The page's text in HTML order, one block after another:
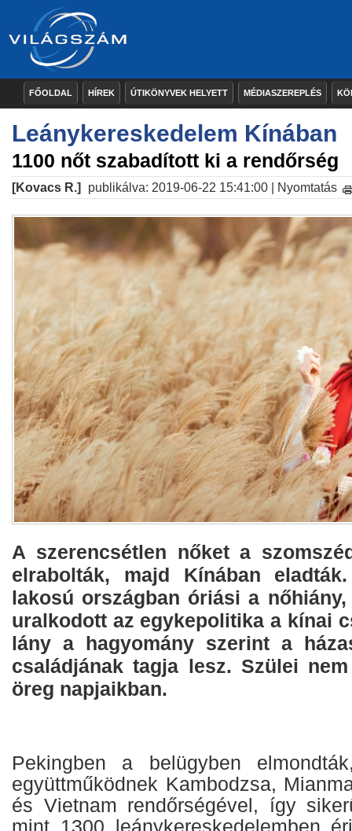
FŐOLDAL HÍREK ÚTIKÖNYVEK HELYETT MÉDIASZEREPLÉS
Leánykereskedelem Kínában
1100 nőt szabadított ki a rendőrség
[Kovacs R.] publikálva: 2019-06-22 15:41:00 | Nyomtatás
A szerencsétlen nőket a
elrabolták, majd Kínában
lakosú országban óriási a
uralkodott az egykepolitika a kínai
lány a hagyomány szerint a
családjának tagja lesz. Szülei
öreg napjaikban.
Pekingben a belügyben
együttműködnek Kambodzsa,
és Vietnam rendőrségével, így
mint 1300 leánykereskedelemben